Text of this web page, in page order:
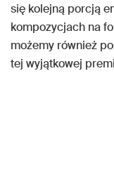
się kolejną porcją
kompozycjach na
możemy również
tej wyjątkowej